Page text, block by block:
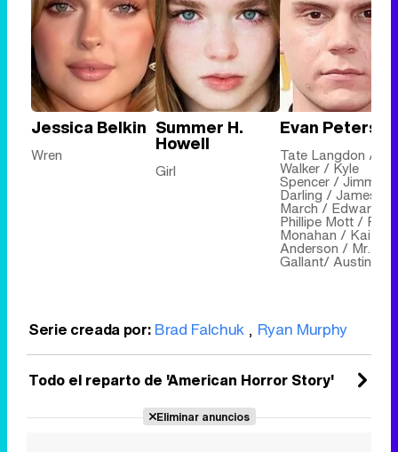
Jessica Belkin
Wren
Summer H.
Howell
Girl
Evan Peters
Tate Langdon / Kit
Walker / Kyle
Spencer / Jimmy
Darling / James
March / Edward
Phillipe Mott / Rory
Monahan / Kai
Anderson / Mr.
Gallant/ Austin
Serie creada por: Brad Falchuk, Ryan Murphy
Todo el reparto de 'American Horror Story'
Eliminar anuncios